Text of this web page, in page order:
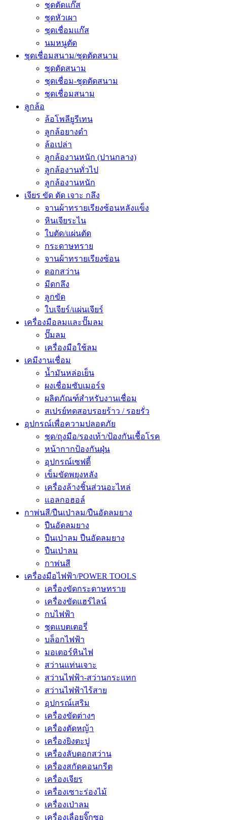
ชุดตัดแก๊ส
ชุดหัวเผา
ชุดเชื่อมแก๊ส
นมหนูตัด
ชุดเชื่อมสนาม/ชุดตัดสนาม
ชุดตัดสนาม
ชุดเชื่อม-ชุดตัดสนาม
ชุดเชื่อมสนาม
ลูกล้อ
ล้อโพลียูรีเทน
ลูกล้อยางดำ
ล้อเปล่า
ลูกล้องานหนัก (ปานกลาง)
ลูกล้องานทั่วไป
ลูกล้องานหนัก
เจียร ขัด ตัด เจาะ กลึง
จานผ้าทรายเรียงซ้อนหลังแข็ง
หินเจียระไน
ใบตัด/แผ่นตัด
กระดาษทราย
จานผ้าทรายเรียงซ้อน
ดอกสว่าน
มีดกลึง
ลูกขัด
ใบเจียร์/แผ่นเจียร์
เครื่องมือลมและปั๊มลม
ปั๊มลม
เครื่องมือใช้ลม
เคมีงานเชื่อม
น้ำมันหล่อเย็น
ผงเชื่อมซับเมอร์จ
ผลิตภัณฑ์สำหรับงานเชื่อม
สเปรย์ทดสอบรอยร้าว / รอยรั่ว
อุปกรณ์เพื่อความปลอดภัย
ชุด/ถุงมือ/รองเท้า/ป้องกันเชื้อโรค
หน้ากากป้องกันฝุ่น
อุปกรณ์เซฟตี้
เข็มขัดพยุงหลัง
เครื่องล้างชิ้นส่วนอะไหล่
แอลกอฮอล์
กาพ่นสี/ปืนเป่าลม/ปืนอัดลมยาง
ปืนอัดลมยาง
ปืนเป่าลม ปืนอัดลมยาง
ปืนเป่าลม
กาพ่นสี
เครื่องมือไฟฟ้า/POWER TOOLS
เครื่องขัดกระดาษทราย
เครื่องขัดแฮร์ไลน์
กบไฟฟ้า
ชุดแบตเตอรี่
บล็อกไฟฟ้า
มอเตอร์หินไฟ
สว่านแท่นเจาะ
สว่านไฟฟ้า-สว่านกระแทก
สว่านไฟฟ้าไร้สาย
อุปกรณ์เสริม
เครื่องขัดต่างๆ
เครื่องตัดหญ้า
เครื่องยิงตะปู
เครื่องลับดอกสว่าน
เครื่องสกัดคอนกรีต
เครื่องเจียร
เครื่องเซาะร่องไม้
เครื่องเป่าลม
เครื่องเลื่อยจิ๊กซอ